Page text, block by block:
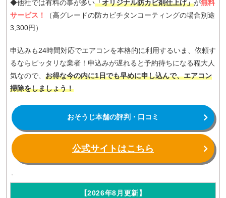
◆他社では有料の事が多い「オリジナル防カビ剤仕上げ」が無料
サービス！
（高グレードの防カビチタンコーティングの場合別途
3,300円）
申込みも24時間対応でエアコンを本格的に利用するいま、依頼す
るならピッタリな業者！申込みが遅れると予約待ちになる程大人
気なので、 お得な今の内に1日でも早めに申し込んで、エアコン
掃除をしましょう！
おそうじ本舗の評判・口コミ
公式サイトはこちら
【2026年8月更新】